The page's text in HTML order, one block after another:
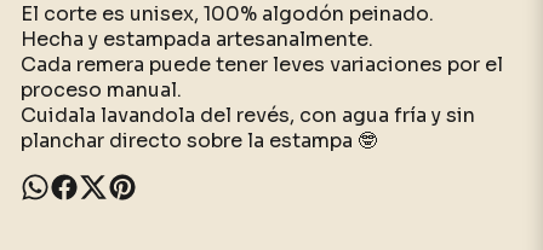
El corte es unisex, 100% algodón peinado.
Hecha y estampada artesanalmente.
Cada remera puede tener leves variaciones por el
proceso manual.
Cuidala lavandola del revés, con agua fría y sin
planchar directo sobre la estampa 🤓